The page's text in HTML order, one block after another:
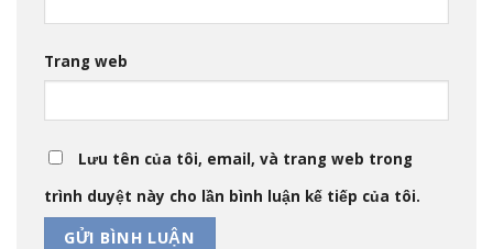
Trang web
Lưu tên của tôi, email, và trang web trong
trình duyệt này cho lần bình luận kế tiếp của tôi.